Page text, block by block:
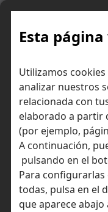
Esta
Utilizamos
analizar nuestros
relacionada con
elaborado a partir
(por ejemplo,
A continuación,
pulsando en el
Para configurarlas
todas, pulsa en el
que aparece abajo
Skip
Inicio Consejos para
deberías dejar de ver